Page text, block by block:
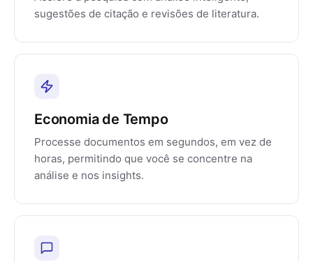
sugestões de citação e revisões de literatura.
Economia de Tempo
Processe documentos em segundos, em vez de
horas, permitindo que você se concentre na
análise e nos insights.